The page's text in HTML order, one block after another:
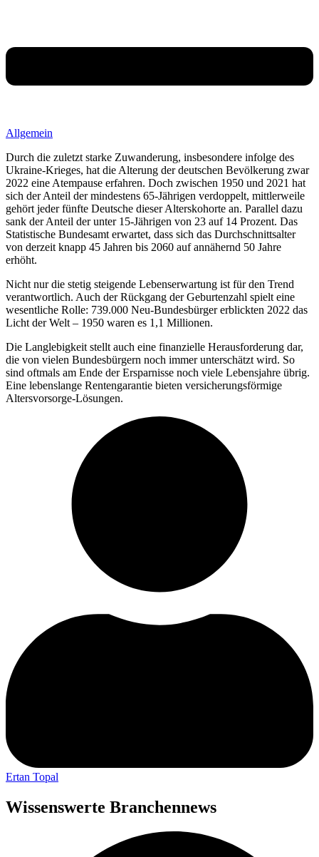
Allgemein
Durch die zuletzt starke Zuwanderung, insbesondere infolge des
Ukraine-Krieges, hat die Alterung der deutschen Bevölkerung zwar
2022 eine Atempause erfahren. Doch zwischen 1950 und 2021 hat
sich der Anteil der mindestens 65-Jährigen verdoppelt, mittlerweile
gehört jeder fünfte Deutsche dieser Alterskohorte an. Parallel dazu
sank der Anteil der unter 15-Jährigen von 23 auf 14 Prozent. Das
Statistische Bundesamt erwartet, dass sich das Durchschnittsalter
von derzeit knapp 45 Jahren bis 2060 auf annähernd 50 Jahre
erhöht.
Nicht nur die stetig steigende Lebenserwartung ist für den Trend
verantwortlich. Auch der Rückgang der Geburtenzahl spielt eine
wesentliche Rolle: 739.000 Neu-Bundesbürger erblickten 2022 das
Licht der Welt – 1950 waren es 1,1 Millionen.
Die Langlebigkeit stellt auch eine finanzielle Herausforderung dar,
die von vielen Bundesbürgern noch immer unterschätzt wird. So
sind oftmals am Ende der Ersparnisse noch viele Lebensjahre übrig.
Eine lebenslange Rentengarantie bieten versicherungsförmige
Altersvorsorge-Lösungen.
Ertan Topal
Wissenswerte Branchennews